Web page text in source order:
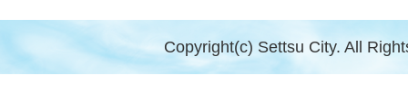
Copyright(c) Settsu City. All